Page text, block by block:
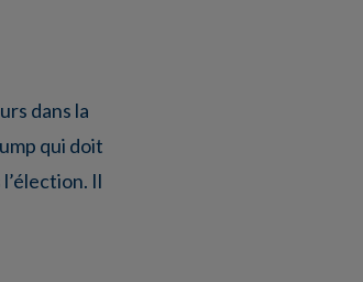
dans la
qui doit
Il